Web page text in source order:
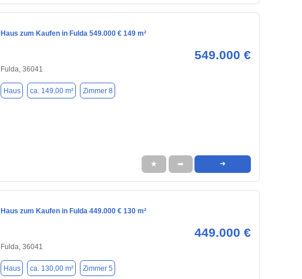
Haus zum Kaufen in Fulda 549.000 € 149 m²
549.000 €
Fulda, 36041
Haus ca. 149,00 m² Zimmer 8
★ ➦ ➜
Haus zum Kaufen in Fulda 449.000 € 130 m²
449.000 €
Fulda, 36041
Haus ca. 130,00 m² Zimmer 5